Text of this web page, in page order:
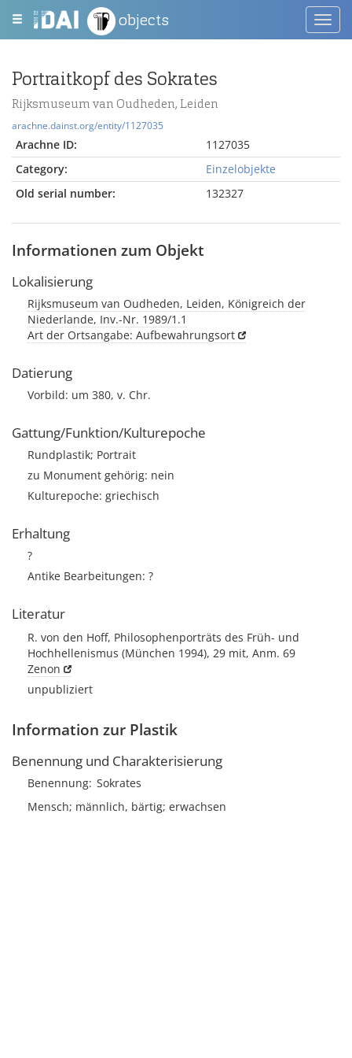
objects
Portraitkopf des Sokrates
Rijksmuseum van Oudheden, Leiden
arachne.dainst.org/entity/1127035
Arachne ID:
1127035
Category:
Einzelobjekte
Old serial number:
132327
Informationen zum Objekt
Lokalisierung
Rijksmuseum van Oudheden, Leiden, Königreich der
Niederlande, Inv.-Nr. 1989/1.1
Art der Ortsangabe: Aufbewahrungsort
Datierung
Vorbild: um 380, v. Chr.
Gattung/Funktion/Kulturepoche
Rundplastik; Portrait
zu Monument gehörig: nein
Kulturepoche: griechisch
Erhaltung
?
Antike Bearbeitungen: ?
Literatur
R. von den Hoff, Philosophenporträts des Früh- und
Hochhellenismus (München 1994), 29 mit, Anm. 69
Zenon
unpubliziert
Information zur Plastik
Benennung und Charakterisierung
Benennung Sokrates
Mensch; männlich, bärtig; erwachsen